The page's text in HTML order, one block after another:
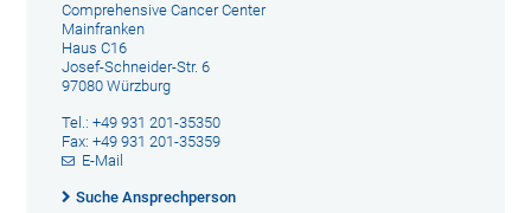
Comprehensive Cancer Center
Mainfranken
Haus C16
Josef-Schneider-Str. 6
97080 Würzburg
Tel.: +49 931 201-35350
Fax: +49 931 201-35359
E-Mail
Suche Ansprechperson